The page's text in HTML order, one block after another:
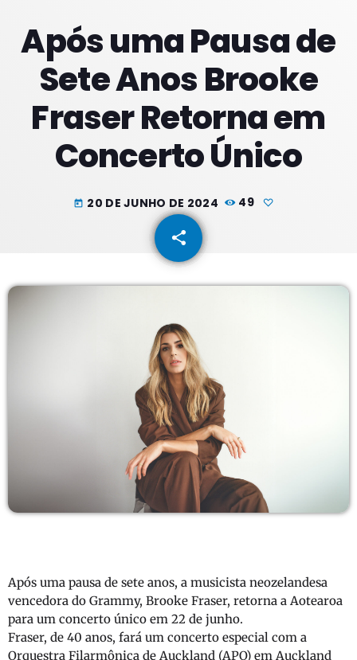
PROXIMOS PROGRAMAS
Noite Maior
COM ERICA
22:00 - 23:59
Noite Maior
Madrugadas
COM PATRICIA
02:00 - 05:59
Após uma Pausa de
Sete Anos Brooke
Fraser Retorna em
Concerto Único
today 20 DE JUNHO DE 2024 49
share
email
Após uma pausa de sete anos, a musicista neozelandesa
vencedora do Grammy, Brooke Fraser, retorna a Aotearoa
para um concerto único em 22 de junho.
Fraser, de 40 anos, fará um concerto especial com a
Orquestra Filarmônica de Auckland (APO) em Auckland